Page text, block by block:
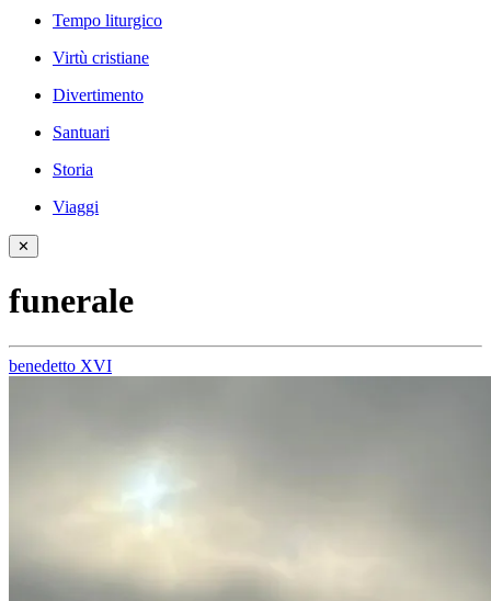
Tempo liturgico
Virtù cristiane
Divertimento
Santuari
Storia
Viaggi
✕
funerale
benedetto XVI